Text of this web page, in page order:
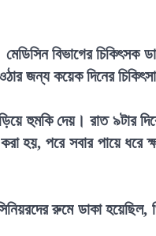
বিভাগের চিকিৎসক ডা.
জন্য কয়েক দিনের
হুমকি দেয়। রাত ৯টার
হয়, পরে সবার পায়ে ধরে
রুমে ডাকা হয়েছিল,